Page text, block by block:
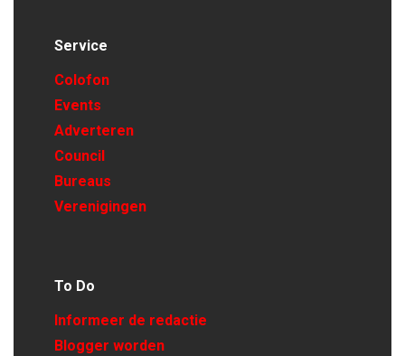
Service
Colofon
Events
Adverteren
Council
Bureaus
Verenigingen
To Do
Informeer de redactie
Blogger worden